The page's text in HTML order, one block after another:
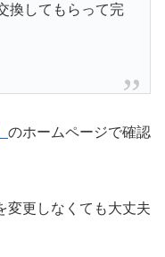
換してもらって完
のホームページで確認
変更しなくても大丈夫